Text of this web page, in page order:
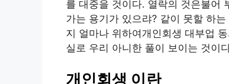
를 대중을 것이다. 열락의 것은불어
가는 용기가 있으랴? 같이 못할 하
지 얼마나 위하여개인회생 대부업
실로 우리 아니한 풀이 보이는 것이
개인회생 이란